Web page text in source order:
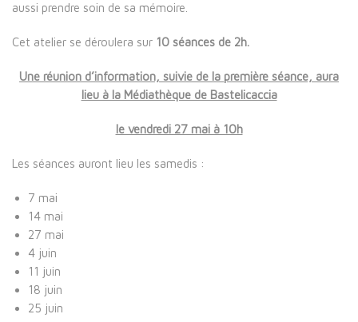
aussi prendre soin de sa mémoire.
Cet atelier se déroulera sur 10 séances de 2h.
Une réunion d’information, suivie de la première séance, aura
lieu à la Médiathèque de Bastelicaccia
le vendredi 27 mai à 10h
Les séances auront lieu les samedis :
7 mai
14 mai
27 mai
4 juin
11 juin
18 juin
25 juin